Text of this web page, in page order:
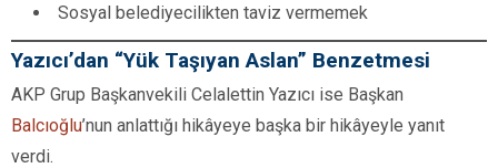
Sosyal belediyecilikten taviz vermemek
Yazıcı’dan “Yük Taşıyan Aslan” Benzetmesi
AKP Grup Başkanvekili Celalettin Yazıcı ise Başkan
Balcıoğlu’nun anlattığı hikâyeye başka bir hikâyeyle yanıt
verdi.